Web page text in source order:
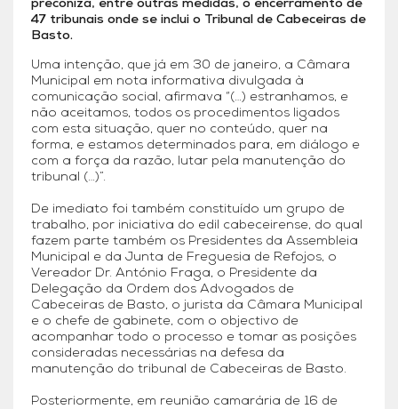
preconiza, entre outras medidas, o encerramento de
47 tribunais onde se inclui o Tribunal de Cabeceiras de
Basto.
Uma intenção, que já em 30 de janeiro, a Câmara
Municipal em nota informativa divulgada à
comunicação social, afirmava “(…) estranhamos, e
não aceitamos, todos os procedimentos ligados
com esta situação, quer no conteúdo, quer na
forma, e estamos determinados para, em diálogo e
com a força da razão, lutar pela manutenção do
tribunal (…)”.
De imediato foi também constituído um grupo de
trabalho, por iniciativa do edil cabeceirense, do qual
fazem parte também os Presidentes da Assembleia
Municipal e da Junta de Freguesia de Refojos, o
Vereador Dr. António Fraga, o Presidente da
Delegação da Ordem dos Advogados de
Cabeceiras de Basto, o jurista da Câmara Municipal
e o chefe de gabinete, com o objectivo de
acompanhar todo o processo e tomar as posições
consideradas necessárias na defesa da
manutenção do tribunal de Cabeceiras de Basto.
Posteriormente, em reunião camarária de 16 de